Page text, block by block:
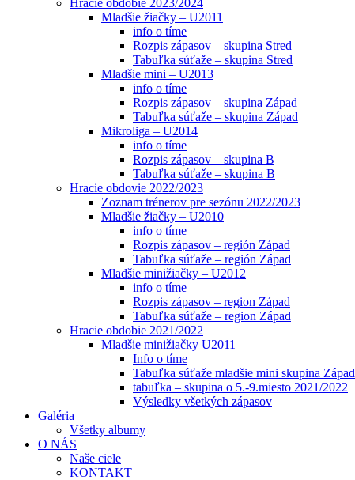
Mladšie žiačky – U2011
info o tíme
Rozpis zápasov – skupina Stred
Tabuľka súťaže – skupina Stred
Mladšie mini – U2013
info o tíme
Rozpis zápasov – skupina Západ
Tabuľka súťaže – skupina Západ
Mikroliga – U2014
info o tíme
Rozpis zápasov – skupina B
Tabuľka súťaže – skupina B
Hracie obdovie 2022/2023
Zoznam trénerov pre sezónu 2022/2023
Mladšie žiačky – U2010
info o tíme
Rozpis zápasov – región Západ
Tabuľka súťaže – región Západ
Mladšie minižiačky – U2012
info o tíme
Rozpis zápasov – region Západ
Tabuľka súťaže – region Západ
Hracie obdobie 2021/2022
Mladšie minižiačky U2011
Info o tíme
Tabuľka súťaže mladšie mini skupina Západ
tabuľka – skupina o 5.-9.miesto 2021/2022
Výsledky všetkých zápasov
Galéria
Všetky albumy
O NÁS
Naše ciele
KONTAKT